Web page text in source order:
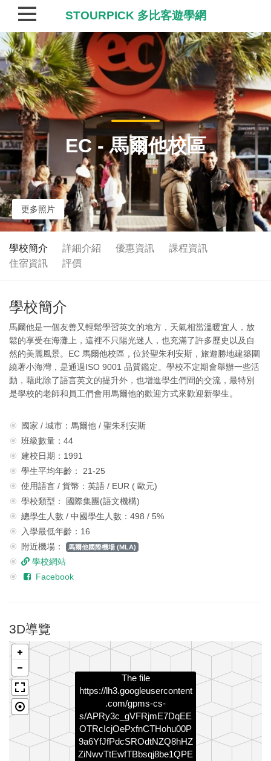
EC - 馬爾他校區
更多照片
學校簡介 詳細介紹 優惠資訊
課程資訊
住宿資訊
評價
學校簡介
馬爾他是一個友善又輕鬆學習英文的地方，天氣相當溫暖宜人，放
鬆的享受在海灘上，這裡不只陽光迷人，也充滿了許多歷史以及自
然的美麗風景。EC 馬爾他校區，位於聖朱利安斯，旅遊勝地建築圍
繞著小海灣，是通過ISO 9001 品質鑑定。學校不定期會舉辦一些活
動，藉此除了語言英文的提升外，也增進學生們間的交流，最特別
是學校的老師和員工們會用馬爾他的歡迎方式來歡迎新學生。
國家 / 城市：馬爾他 / 聖朱利安斯
班級數量：44
建校日期：1991
學生平均年齡： 21-25
使用語言 / 貨幣：英語 / EUR ( 歐元)
學校類型： 國際集團(語文機構)
總學生人數 / 中國學生人數：498 / 5%
入學最低年齡：16
附近機場：
馬爾他國際機場 (MLA)
學校網站
Facebook
3D導覽
The file
https://lh3.googleusercontent
.com/gpms-cs-
s/APRy3c_gVFRjmE7DqEE
OTRcIcjOePxfnCTHohu00P
9a6YfJfPdcSROdtNZQ8hHZ
ZiNwvTtEwfTBbsqj8be1QPE
STOURPICK 多比客遊學網